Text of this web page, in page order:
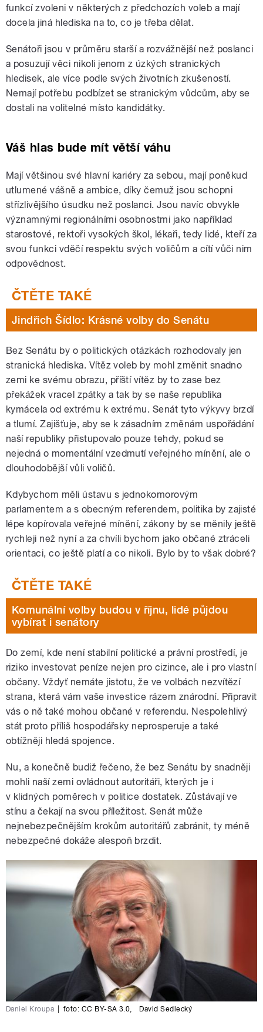
funkcí zvoleni v některých z předchozích voleb a mají
docela jiná hlediska na to, co je třeba dělat.
Senátoři jsou v průměru starší a rozvážnější než poslanci
a posuzují věci nikoli jenom z úzkých stranických
hledisek, ale více podle svých životních zkušeností.
Nemají potřebu podbízet se stranickým vůdcům, aby se
dostali na volitelné místo kandidátky.
Váš hlas bude mít větší váhu
Mají většinou své hlavní kariéry za sebou, mají poněkud
utlumené vášně a ambice, díky čemuž jsou schopni
střízlivějšího úsudku než poslanci. Jsou navíc obvykle
významnými regionálními osobnostmi jako například
starostové, rektoři vysokých škol, lékaři, tedy lidé, kteří za
svou funkci vděčí respektu svých voličům a cítí vůči nim
odpovědnost.
Jindřich Šídlo: Krásné volby do Senátu
Bez Senátu by o politických otázkách rozhodovaly jen
stranická hlediska. Vítěz voleb by mohl změnit snadno
zemi ke svému obrazu, příští vítěz by to zase bez
překážek vracel zpátky a tak by se naše republika
kymácela od extrému k extrému. Senát tyto výkyvy brzdí
a tlumí. Zajišťuje, aby se k zásadním změnám uspořádání
naší republiky přistupovalo pouze tehdy, pokud se
nejedná o momentální vzedmutí veřejného mínění, ale o
dlouhodobější vůli voličů.
Kdybychom měli ústavu s jednokomorovým
parlamentem a s obecným referendem, politika by zajisté
lépe kopírovala veřejné mínění, zákony by se měnily ještě
rychleji než nyní a za chvíli bychom jako občané ztráceli
orientaci, co ještě platí a co nikoli. Bylo by to však dobré?
Komunální volby budou v říjnu, lidé půjdou
vybírat i senátory
Do zemí, kde není stabilní politické a právní prostředí, je
riziko investovat peníze nejen pro cizince, ale i pro vlastní
občany. Vždyť nemáte jistotu, že ve volbách nezvítězí
strana, která vám vaše investice rázem znárodní. Připravit
vás o ně také mohou občané v referendu. Nespolehlivý
stát proto příliš hospodářsky neprosperuje a také
obtížněji hledá spojence.
Nu, a konečně budiž řečeno, že bez Senátu by snadněji
mohli naší zemi ovládnout autoritáři, kterých je i
v klidných poměrech v politice dostatek. Zůstávají ve
stínu a čekají na svou příležitost. Senát může
nejnebezpečnějším krokům autoritářů zabránit, ty méně
nebezpečné dokáže alespoň brzdit.
Daniel Kroupa foto: CC BY-SA 3.0, David Sedlecký